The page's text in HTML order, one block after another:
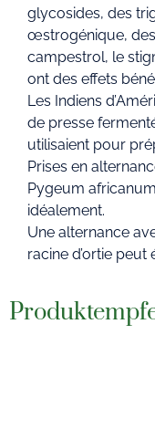
glycosides, des
œstrogénique,
campestrol, le
ont des effets
Les Indiens
de presse
utilisaient pour
Prises en
Pygeum
idéalement.
Une alternance
racine d’ortie